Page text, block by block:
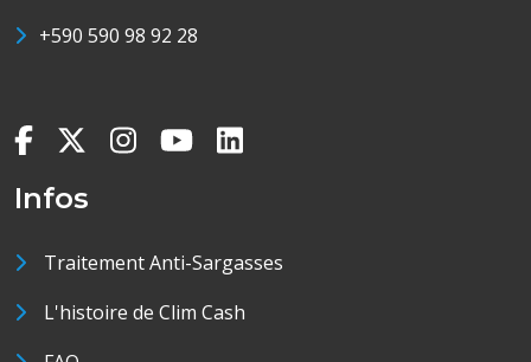
+590 590 98 92 28
Infos
Traitement Anti-Sargasses
L'histoire de Clim Cash